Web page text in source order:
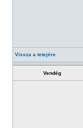
Vissza a tetejére
Vendég